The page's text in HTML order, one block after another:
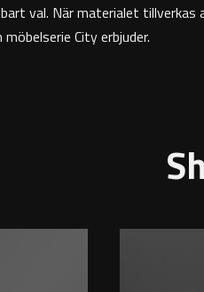
val. När materialet
City erbjuder.